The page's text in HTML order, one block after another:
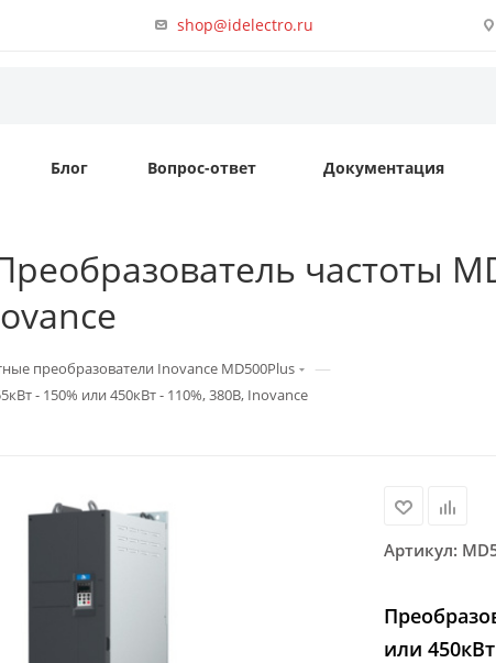
shop@idelectro.ru
Блог Вопрос-ответ Документация
частоты
преобразователи Inovance MD500Plus —
- 150% или 450кВт - 110%, 380В, Inovance
Артикул:
или